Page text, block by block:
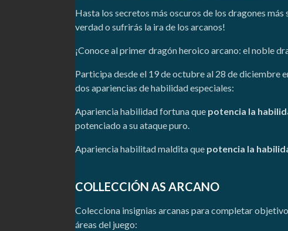
Hasta los secretos más oscuros de los dragones
verdad o sufrirás la ira de los arcanos!
¡Conoce al primer dragón heroico arcano: el noble
Participa desde el 19 de octubre al 28 de diciembre
dos apariencias de habilidad especiales:
Apariencia habilidad fortuna que potencia la
potenciado a su ataque puro.
Apariencia habilitad maldita que potencia la
COLLECCIÓN AS ARCANO
Colecciona insignias arcanas para completar
áreas del juego: